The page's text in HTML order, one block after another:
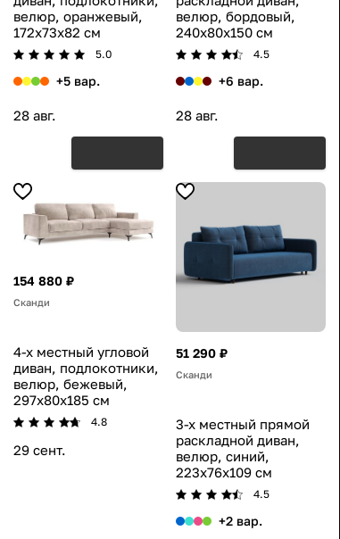
велюр, оранжевый,
172x73x82 см
5.0
+5 вар.
28 авг.
велюр, бордовый,
240x80x150 см
4.5
+6 вар.
28 авг.
154 880 ₽
Сканди
4-х местный угловой
диван, подлокотники,
велюр, бежевый,
297x80x185 см
4.8
29 сент.
51 290 ₽
Сканди
3-х местный прямой
раскладной диван,
велюр, синий,
223x76x109 см
4.5
+2 вар.